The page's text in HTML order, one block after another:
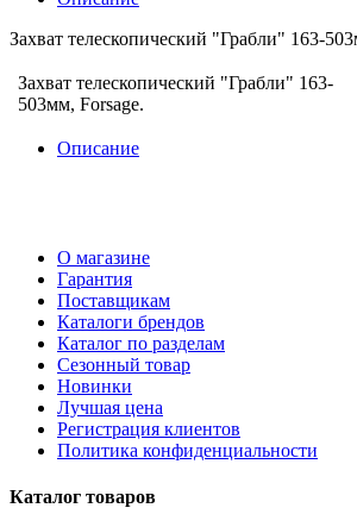
Захват телескопический "Грабли" 163-
Захват телескопический "Грабли" 163-
503мм, Forsage.
Описание
О магазине
Гарантия
Поставщикам
Каталоги брендов
Каталог по разделам
Сезонный товар
Новинки
Лучшая цена
Регистрация клиентов
Политика конфиденциальности
Каталог товаров